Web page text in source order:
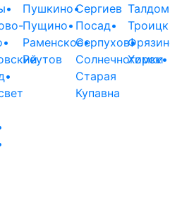
•
•
•
Пушкино•
Пущино•
Раменское•
Реутов
Сергиев
Посад•
Серпухов•
Солнечногорск•
Старая
Купавна
Талдом
Троицк
Химки